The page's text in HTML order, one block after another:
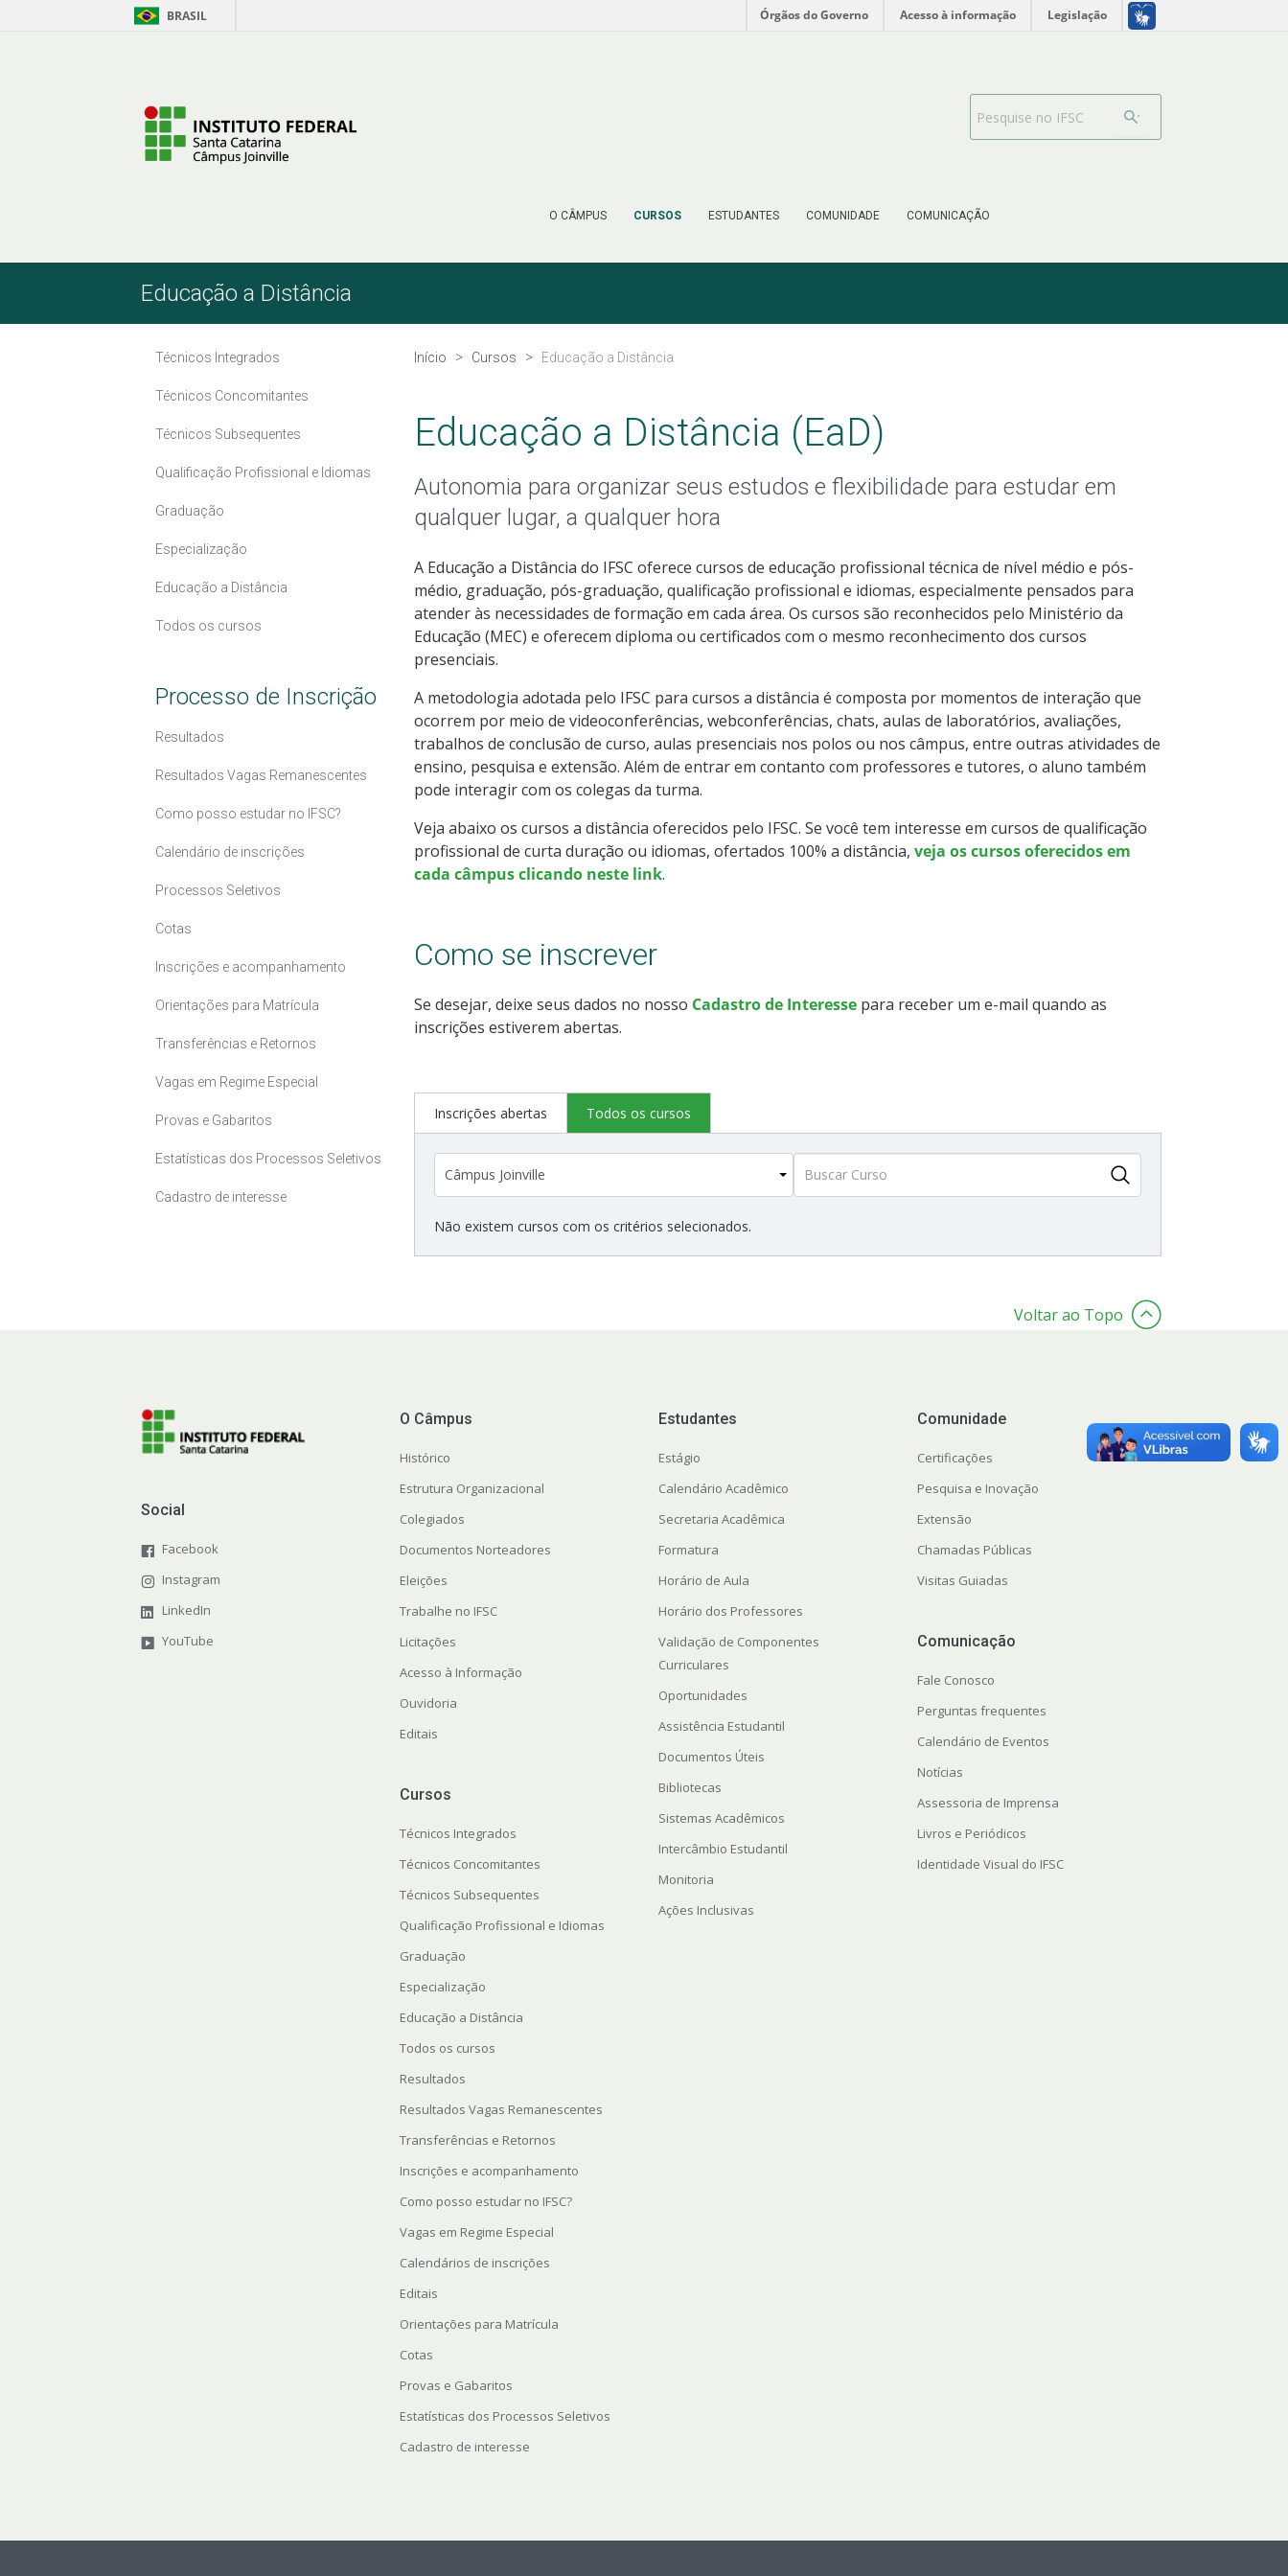
Pular para o Conteúdo BRASIL Órgãos do Governo Acesso à informação Legislação
O CÂMPUS CURSOS ESTUDANTES COMUNIDADE COMUNICAÇÃO
Barra de busca
Educação a Distância
Técnicos Integrados
Técnicos Concomitantes
Técnicos Subsequentes
Qualificação Profissional e Idiomas
Graduação
Especialização
Educação a Distância
Todos os cursos
Processo de Inscrição
Resultados
Resultados Vagas Remanescentes
Como posso estudar no IFSC?
Calendário de inscrições
Processos Seletivos
Cotas
Inscrições e acompanhamento
Orientações para Matrícula
Transferências e Retornos
Vagas em Regime Especial
Provas e Gabaritos
Estatísticas dos Processos Seletivos
Cadastro de interesse
Início Cursos Educação a Distância
Educação a Distância (EaD)
Autonomia para organizar seus estudos e flexibilidade para estudar em
qualquer lugar, a qualquer hora
A Educação a Distância do IFSC oferece cursos de educação profissional técnica de nível médio e pós-
médio, graduação, pós-graduação, qualificação profissional e idiomas, especialmente pensados para
atender às necessidades de formação em cada área. Os cursos são reconhecidos pelo Ministério da
Educação (MEC) e oferecem diploma ou certificados com o mesmo reconhecimento dos cursos
presenciais.
A metodologia adotada pelo IFSC para cursos a distância é composta por momentos de interação que
ocorrem por meio de videoconferências, webconferências, chats, aulas de laboratórios, avaliações,
trabalhos de conclusão de curso, aulas presenciais nos polos ou nos câmpus, entre outras atividades de
ensino, pesquisa e extensão. Além de entrar em contanto com professores e tutores, o aluno também
pode interagir com os colegas da turma.
Veja abaixo os cursos a distância oferecidos pelo IFSC. Se você tem interesse em cursos de qualificação
profissional de curta duração ou idiomas, ofertados 100% a distância, veja os cursos oferecidos em
cada câmpus clicando neste link.
Como se inscrever
Se desejar, deixe seus dados no nosso Cadastro de Interessepara receber um e-mail quando as
inscrições estiverem abertas.
Inscrições abertas Todos os cursos
Não existem cursos com os critérios selecionados.
Voltar ao Topo
Social
Facebook
Instagram
LinkedIn
YouTube
O Câmpus
Histórico
Estrutura Organizacional
Colegiados
Documentos Norteadores
Eleições
Trabalhe no IFSC
Licitações
Acesso à Informação
Ouvidoria
Editais
Cursos
Técnicos Integrados
Técnicos Concomitantes
Técnicos Subsequentes
Qualificação Profissional e Idiomas
Graduação
Especialização
Educação a Distância
Todos os cursos
Resultados
Resultados Vagas Remanescentes
Transferências e Retornos
Inscrições e acompanhamento
Como posso estudar no IFSC?
Vagas em Regime Especial
Calendários de inscrições
Editais
Orientações para Matrícula
Cotas
Provas e Gabaritos
Estatísticas dos Processos Seletivos
Cadastro de interesse
Estudantes
Estágio
Calendário Acadêmico
Secretaria Acadêmica
Formatura
Horário de Aula
Horário dos Professores
Validação de Componentes
Curriculares
Oportunidades
Assistência Estudantil
Documentos Úteis
Bibliotecas
Sistemas Acadêmicos
Intercâmbio Estudantil
Monitoria
Ações Inclusivas
Comunidade
Certificações
Pesquisa e Inovação
Extensão
Chamadas Públicas
Visitas Guiadas
Comunicação
Fale Conosco
Perguntas frequentes
Calendário de Eventos
Notícias
Assessoria de Imprensa
Livros e Periódicos
Identidade Visual do IFSC